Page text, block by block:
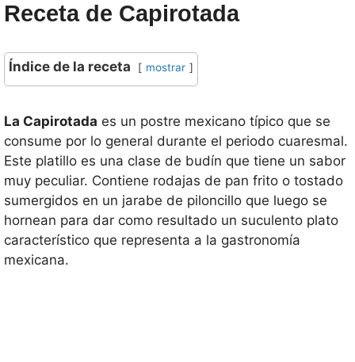
Receta de Capirotada
Índice de la receta mostrar
La Capirotada es un postre mexicano típico que se
consume por lo general durante el periodo cuaresmal.
Este platillo es una clase de budín que tiene un sabor
muy peculiar. Contiene rodajas de pan frito o tostado
sumergidos en un jarabe de piloncillo que luego se
hornean para dar como resultado un suculento plato
característico que representa a la gastronomía
mexicana.